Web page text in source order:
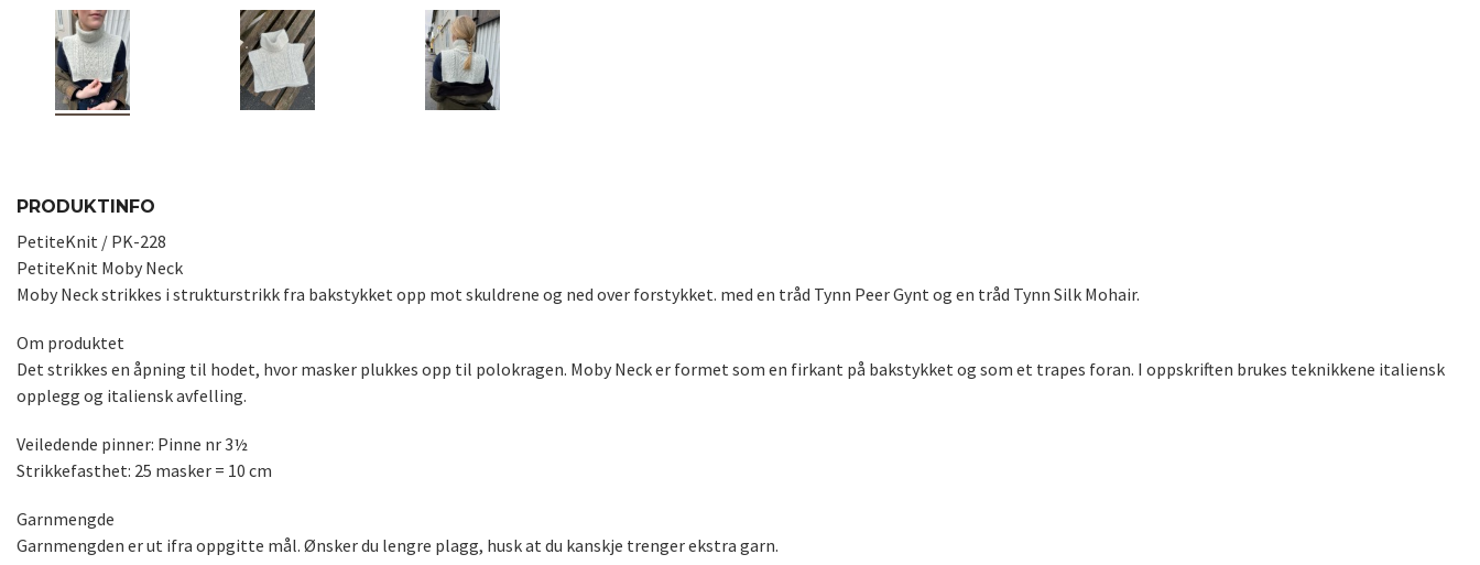
PRODUKTINFO
PetiteKnit / PK-228
PetiteKnit Moby Neck
Moby Neck strikkes i strukturstrikk fra bakstykket opp mot skuldrene og ned over forstykket. med en tråd Tynn Peer Gynt og en tråd Tynn Silk Mohair.
Om produktet
Det strikkes en åpning til hodet, hvor masker plukkes opp til polokragen. Moby Neck er formet som en firkant på bakstykket og som et trapes foran. I oppskriften brukes teknikkene italiensk
opplegg og italiensk avfelling.
Veiledende pinner: Pinne nr 3½
Strikkefasthet: 25 masker = 10 cm
Garnmengde
Garnmengden er ut ifra oppgitte mål. Ønsker du lengre plagg, husk at du kanskje trenger ekstra garn.